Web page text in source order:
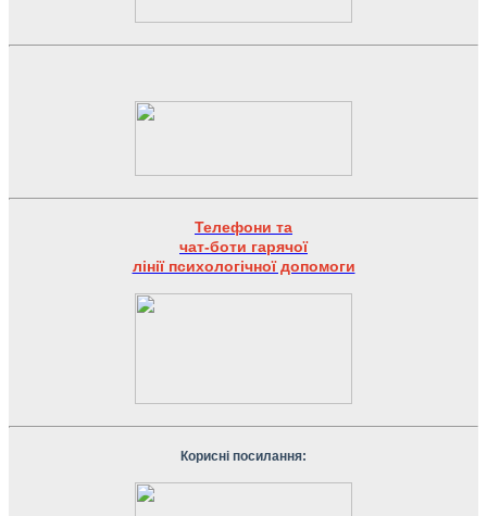
Телефони та
чат-боти гарячої
лінії психологічної допомоги
Корисні посилання: